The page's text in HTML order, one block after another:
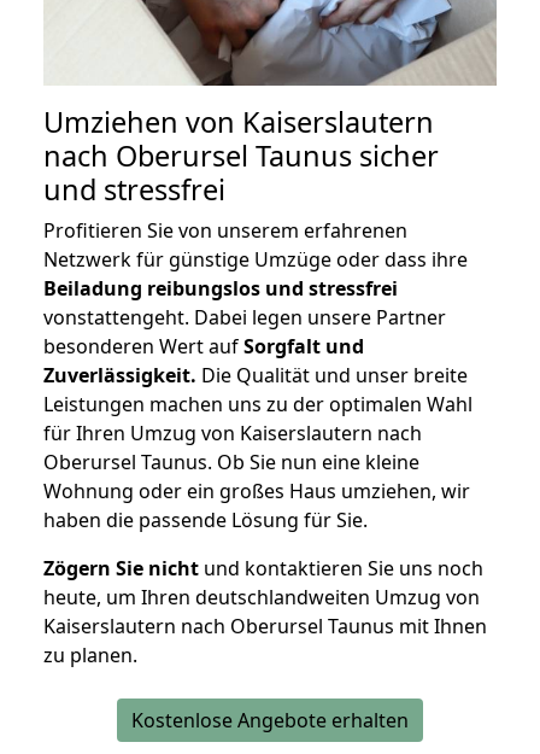
Umziehen von Kaiserslautern
nach Oberursel Taunus sicher
und stressfrei
Profitieren Sie von unserem erfahrenen
Netzwerk für günstige Umzüge oder dass ihre
Beiladung reibungslos und stressfrei
vonstattengeht. Dabei legen unsere Partner
besonderen Wert aufSorgfalt und
Zuverlässigkeit. Die Qualität und unser breite
Leistungen machen uns zu der optimalen Wahl
für Ihren Umzug von Kaiserslautern nach
Oberursel Taunus. Ob Sie nun eine kleine
Wohnung oder ein großes Haus umziehen, wir
haben die passende Lösung für Sie.
Zögern Sie nicht und kontaktieren Sie uns noch
heute, um Ihren deutschlandweiten Umzug von
Kaiserslautern nach Oberursel Taunus mit Ihnen
zu planen.
Kostenlose Angebote erhalten